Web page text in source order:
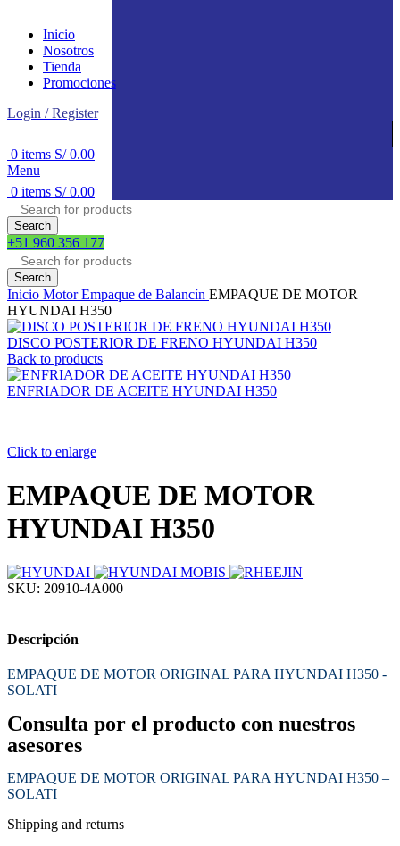
Inicio
Nosotros
Tienda
Promociones
Login / Register
0 items S/0.00
Menu
0 items S/0.00
Search
+51 960 356 177
Search
Inicio MotorEmpaque de Balancín EMPAQUE DE MOTOR
HYUNDAI H350
DISCO POSTERIOR DE FRENO HYUNDAI H350
Back to products
ENFRIADOR DE ACEITE HYUNDAI H350
Click to enlarge
EMPAQUE DE MOTOR
HYUNDAI H350
SKU: 20910-4A000
Descripción
EMPAQUE DE MOTOR ORIGINAL PARA HYUNDAI H350 -
SOLATI
Consulta por el producto con nuestros
asesores
EMPAQUE DE MOTOR ORIGINAL PARA HYUNDAI H350 –
SOLATI
Shipping and returns